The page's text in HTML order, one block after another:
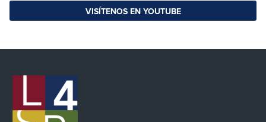
VISÍTENOS EN YOUTUBE